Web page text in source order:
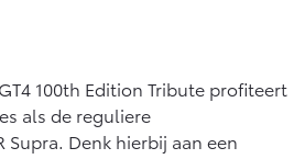
100th Edition Tribute profiteert
als de reguliere
Supra. Denk hierbij aan een